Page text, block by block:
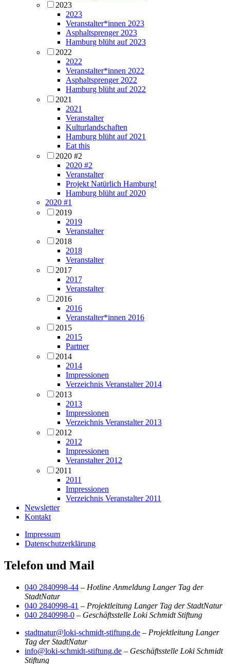
2023
2023
Veranstalter*innen 2023
Asphaltsprenger 2023
Hamburg blüht auf 2023
2022
2022
Veranstalter*innen 2022
Asphaltsprenger 2022
Hamburg blüht auf 2022
2021
2021
Veranstalter
Kulturlandschaften
Hamburg blüht auf 2021
Eat this
2020 #2
2020 #2
Veranstalter
Projekt Natürlich Hamburg!
Hamburg blüht auf 2020
2020 #1
2019
2019
Veranstalter
2018
2018
Veranstalter
2017
2017
Veranstalter
2016
2016
Veranstalter*innen 2016
2015
2015
Partner
2014
2014
Impressionen
Verzeichnis Veranstalter 2014
2013
2013
Impressionen
Verzeichnis Veranstalter 2013
2012
2012
Impressionen
Veranstalter 2012
2011
2011
Impressionen
Verzeichnis Veranstalter 2011
Newsletter
Kontakt
Impressum
Datenschutzerklärung
Telefon und Mail
040 2840998-44 – Hotline Anmeldung Langer Tag der
StadtNatur
040 2840998-41 – Projektleitung Langer Tag der StadtNatur
040 2840998-0 – Geschäftsstelle Loki Schmidt Stiftung
stadtnatur@loki-schmidt-stiftung.de – Projektleitung Langer
Tag der StadtNatur
info@loki-schmidt-stiftung.de – Geschäftsstelle Loki Schmidt
Stiftung